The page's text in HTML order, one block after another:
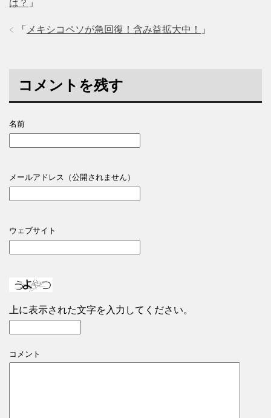
は？ 」
「 メキシコペソが急回復！含み益拡大中！ 」
コメントを残す
名前
メールアドレス（公開されません）
ウェブサイト
上に表示された文字を入力してください。
コメント